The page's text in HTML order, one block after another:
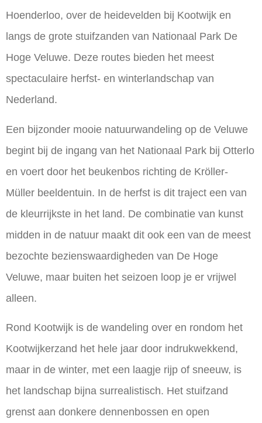
Hoenderloo, over de heidevelden bij Kootwijk en
langs de grote stuifzanden van Nationaal Park De
Hoge Veluwe. Deze routes bieden het meest
spectaculaire herfst- en winterlandschap van
Nederland.
Een bijzonder mooie natuurwandeling op de Veluwe
begint bij de ingang van het Nationaal Park bij Otterlo
en voert door het beukenbos richting de Kröller-
Müller beeldentuin. In de herfst is dit traject een van
de kleurrijkste in het land. De combinatie van kunst
midden in de natuur maakt dit ook een van de meest
bezochte bezienswaardigheden van De Hoge
Veluwe, maar buiten het seizoen loop je er vrijwel
alleen.
Rond Kootwijk is de wandeling over en rondom het
Kootwijkerzand het hele jaar door indrukwekkend,
maar in de winter, met een laagje rijp of sneeuw, is
het landschap bijna surrealistisch. Het stuifzand
grenst aan donkere dennenbossen en open